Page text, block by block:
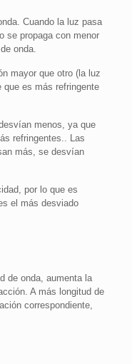
Cuando la luz pasa
se propaga con menor
onda.
mayor que otro (la luz
que es más refringente
menos, ya que
refringentes.. Las
más, se desvían
por lo que es
el más desviado
de onda, aumenta la
A más longitud de
correspondiente,